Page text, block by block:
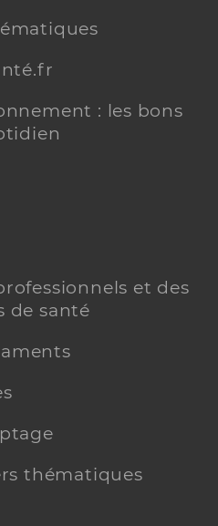
: les bons
et des
de santé
thématiques